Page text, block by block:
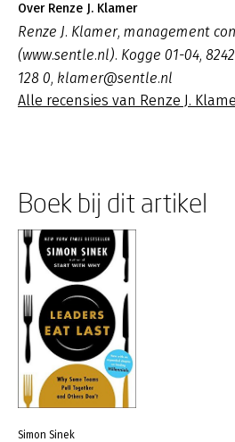
Over Renze J. Klamer
Renze J. Klamer, management
(www.sentle.nl). Kogge 01-04,
128 0, klamer@sentle.nl
Alle recensies van Renze J.
Boek bij dit artikel
Simon Sinek